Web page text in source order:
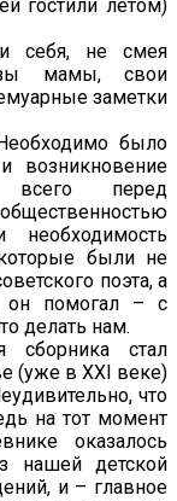
гостили летом)
себя, не смея
мамы, свои
заметки
было
возникновение
всего перед
были не
поэта, а
он помогал – с
делать нам.
стал
(уже в XXI веке)
что
на тот момент
оказалось
нашей детской
и – главное